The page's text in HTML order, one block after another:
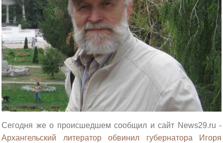
Сегодня же о происшедшем сообщил и сайт News29.ru -
Архангельский литератор обвинил губернатора Игоря